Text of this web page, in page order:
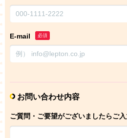
E-mail 必須
お問い合わせ内容
ご質問・ご要望がございましたらご